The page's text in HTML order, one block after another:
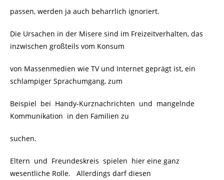
passen, werden ja auch beharrlich ignoriert.
Die Ursachen in der Misere sind im Freizeitverhalten, das
inzwischen großteils vom Konsum
von Massenmedien wie TV und Internet geprägt ist, ein
schlampiger Sprachumgang, zum
Beispiel bei Handy-Kurznachrichten und mangelnde
Kommunikation in den Familien zu
suchen.
Eltern und Freundeskreis spielen hier eine ganz
wesentliche Rolle. Allerdings darf diesen